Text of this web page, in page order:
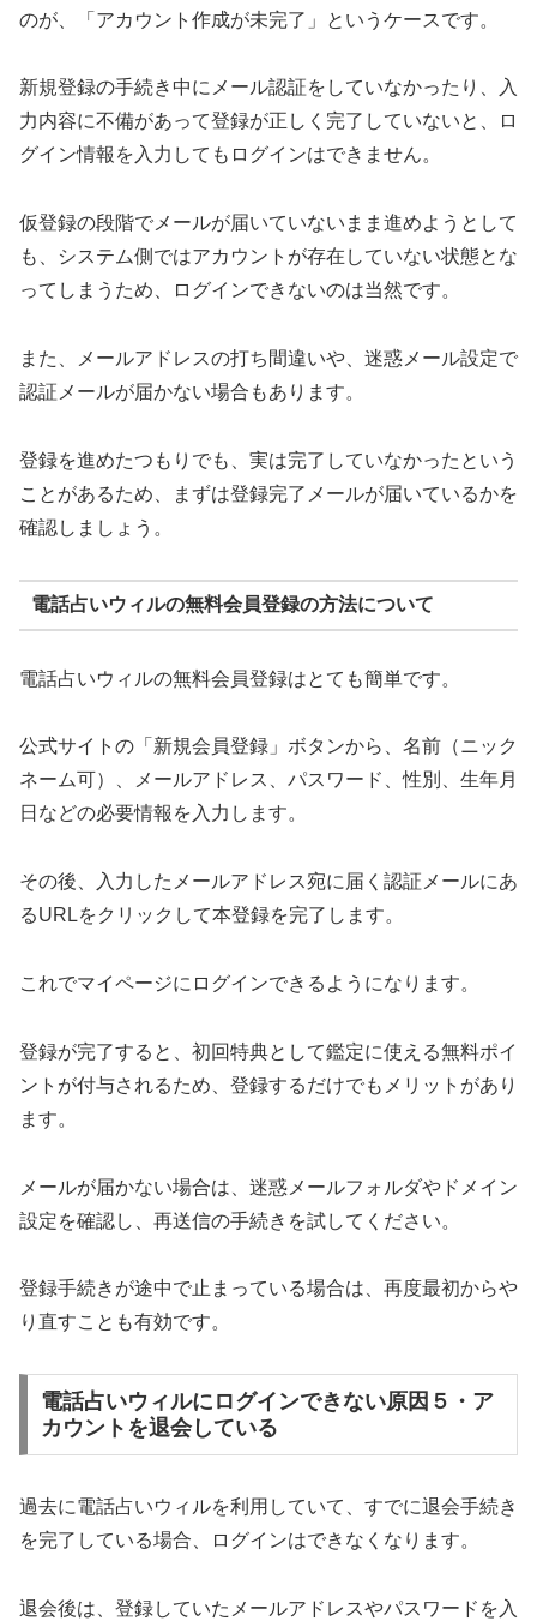
のが、「アカウント作成が未完了」というケースです。
新規登録の手続き中にメール認証をしていなかったり、入
力内容に不備があって登録が正しく完了していないと、ロ
グイン情報を入力してもログインはできません。
仮登録の段階でメールが届いていないまま進めようとして
も、システム側ではアカウントが存在していない状態とな
ってしまうため、ログインできないのは当然です。
また、メールアドレスの打ち間違いや、迷惑メール設定で
認証メールが届かない場合もあります。
登録を進めたつもりでも、実は完了していなかったという
ことがあるため、まずは登録完了メールが届いているかを
確認しましょう。
電話占いウィルの無料会員登録の方法について
電話占いウィルの無料会員登録はとても簡単です。
公式サイトの「新規会員登録」ボタンから、名前（ニック
ネーム可）、メールアドレス、パスワード、性別、生年月
日などの必要情報を入力します。
その後、入力したメールアドレス宛に届く認証メールにあ
るURLをクリックして本登録を完了します。
これでマイページにログインできるようになります。
登録が完了すると、初回特典として鑑定に使える無料ポイ
ントが付与されるため、登録するだけでもメリットがあり
ます。
メールが届かない場合は、迷惑メールフォルダやドメイン
設定を確認し、再送信の手続きを試してください。
登録手続きが途中で止まっている場合は、再度最初からや
り直すことも有効です。
電話占いウィルにログインできない原因５・ア
カウントを退会している
過去に電話占いウィルを利用していて、すでに退会手続き
を完了している場合、ログインはできなくなります。
退会後は、登録していたメールアドレスやパスワードを入